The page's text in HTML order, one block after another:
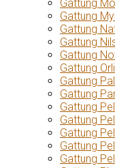
Gattung
Gattung
Gattung
Gattung
Gattung
Gattung
Gattung
Gattung
Gattung
Gattung
Gattung
Gattung
Gattung